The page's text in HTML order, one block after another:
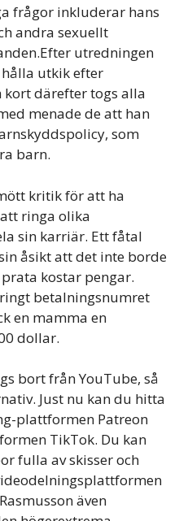
frågor inkluderar hans
andra sexuellt
utredningen
utkik efter
kort därefter togs alla
menade de att han
som
barn.
kritik för att ha
ringa olika
sin karriär. Ett fåtal
åsikt att det inte borde
kostar pengar.
betalningsnumret
en mamma en
dollar.
bort från YouTube, så
Just nu kan du hitta
plattformen Patreon
TikTok. Du kan
fulla av skisser och
även